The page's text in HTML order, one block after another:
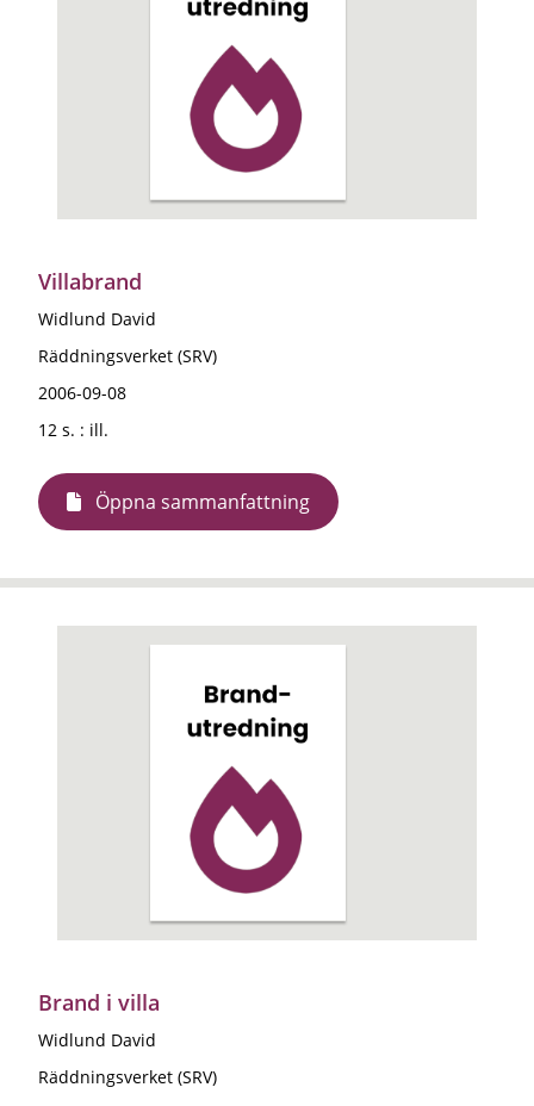
Villabrand
Widlund David
Räddningsverket (SRV)
2006-09-08
12 s. : ill.
Öppna sammanfattning
Brand i villa
Widlund David
Räddningsverket (SRV)